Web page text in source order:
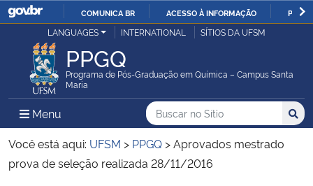
IR
O
COMUNICA BR ACESSO À INFORMAÇÃO
Ministério da Justiça e Segurança Pública
Ministério da Defesa
Ministério das Relações Exteriores
LANGUAGES INTERNATIONAL SÍTIOS DA UFSM
PPGQ
Programa de Pós-Graduação em Química – Campus Santa
Maria
Menu Menu Principal do Sítio
Busca
Buscar no no Sítio
Busca:
Você está aqui: UFSM > PPGQ >Aprovados mestrado
prova de seleção realizada 28/11/2016